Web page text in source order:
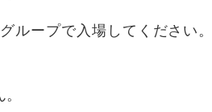
ループで入場してください。